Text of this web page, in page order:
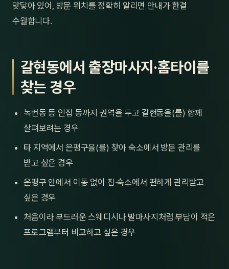
맞닿아 있어, 방문 위치를 정확히 알리면 안내가 한결
수월합니다.
갈현동에서 출장마사지·홈타이를
찾는 경우
녹번동 등 인접 동까지 권역을 두고 갈현동을(를) 함께
살펴보려는 경우
타 지역에서 은평구을(를) 찾아 숙소에서 방문 관리를
받고 싶은 경우
은평구 안에서 이동 없이 집·숙소에서 편하게 관리받고
싶은 경우
처음이라 부드러운 스웨디시나 발마사지처럼 부담이 적은
프로그램부터 비교하고 싶은 경우